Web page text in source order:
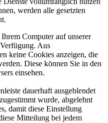
werden alle gesetzten
Computer auf unserer
Aus
keine Cookies anzeigen, die
Diese können Sie in den
einsehen.
dauerhaft ausgeblendet
wurde, abgelehnt
damit diese Einstellung
Mitteilung bei jedem